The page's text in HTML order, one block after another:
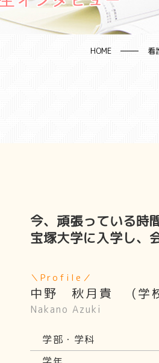
HOME 看
今、頑張っている時
宝塚大学に入学し、
＼Profile／
中野 秋月貴 (学校
Nakano Azuki
学部・学科